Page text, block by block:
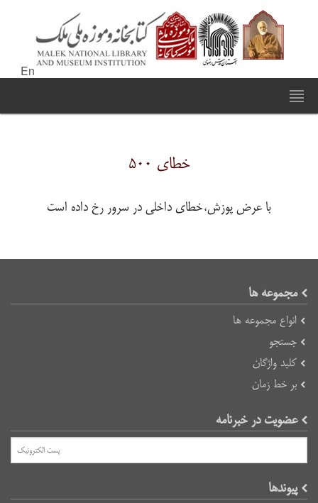
En
خطای ۵۰۰
با عرض پوزش،خطای داخلی در سرور رخ داده است
مجموعه ها
انواع مجموعه ها
جستجو
کلید واژگان
بر خط زمان
عضویت در خبرنامه
پیوند‌ها